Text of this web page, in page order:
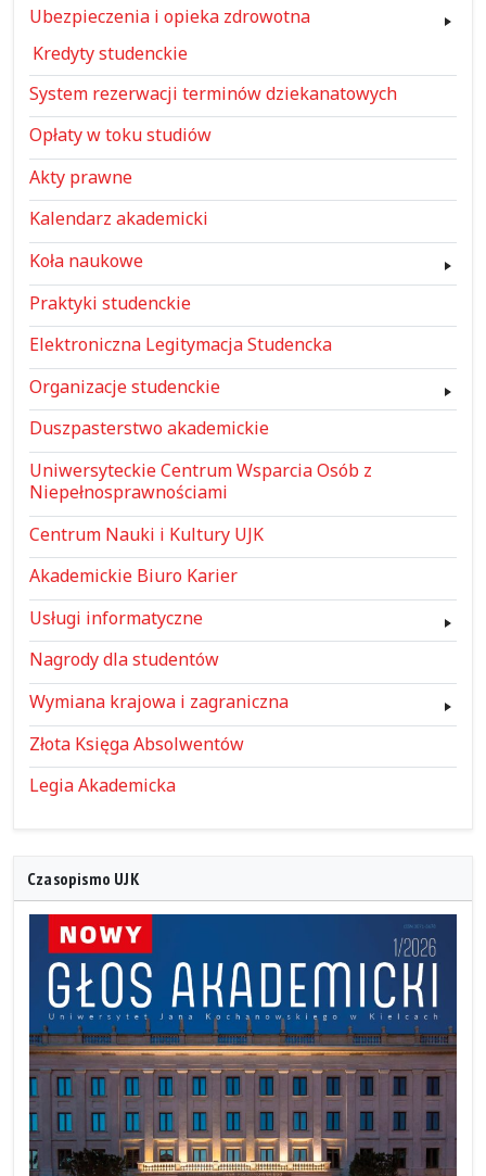
Ubezpieczenia i opieka zdrowotna
Kredyty studenckie
System rezerwacji terminów dziekanatowych
Opłaty w toku studiów
Akty prawne
Kalendarz akademicki
Koła naukowe
Praktyki studenckie
Elektroniczna Legitymacja Studencka
Organizacje studenckie
Duszpasterstwo akademickie
Uniwersyteckie Centrum Wsparcia Osób z
Niepełnosprawnościami
Centrum Nauki i Kultury UJK
Akademickie Biuro Karier
Usługi informatyczne
Nagrody dla studentów
Wymiana krajowa i zagraniczna
Złota Księga Absolwentów
Legia Akademicka
Czasopismo UJK